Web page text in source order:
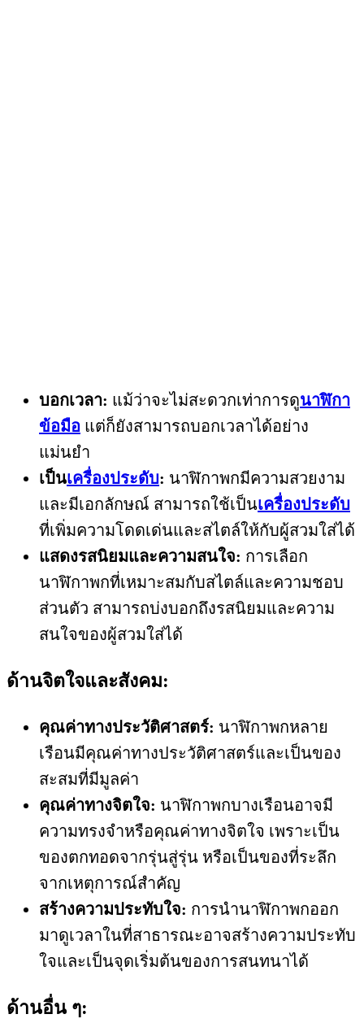
บอกเวลา: แม้ว่าจะไม่สะดวกเท่าการดูนาฬิกา
ข้อมือ แต่ก็ยังสามารถบอกเวลาได้อย่าง
แม่นยำ
เป็นเครื่องประดับ: นาฬิกาพกมีความสวยงาม
และมีเอกลักษณ์ สามารถใช้เป็นเครื่องประดับ
ที่เพิ่มความโดดเด่นและสไตล์ให้กับผู้สวมใส่ได้
แสดงรสนิยมและความสนใจ: การเลือก
นาฬิกาพกที่เหมาะสมกับสไตล์และความชอบ
ส่วนตัว สามารถบ่งบอกถึงรสนิยมและความ
สนใจของผู้สวมใส่ได้
ด้านจิตใจและสังคม:
คุณค่าทางประวัติศาสตร์: นาฬิกาพกหลาย
เรือนมีคุณค่าทางประวัติศาสตร์และเป็นของ
สะสมที่มีมูลค่า
คุณค่าทางจิตใจ: นาฬิกาพกบางเรือนอาจมี
ความทรงจำหรือคุณค่าทางจิตใจ เพราะเป็น
ของตกทอดจากรุ่นสู่รุ่น หรือเป็นของที่ระลึก
จากเหตุการณ์สำคัญ
สร้างความประทับใจ: การนำนาฬิกาพกออก
มาดูเวลาในที่สาธารณะอาจสร้างความประทับ
ใจและเป็นจุดเริ่มต้นของการสนทนาได้
ด้านอื่น ๆ: